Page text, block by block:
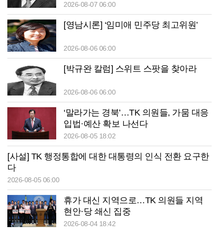
2026-08-07 06:00
[영남시론] ‘임미애 민주당 최고위원’
2026-08-06 06:00
[박규완 칼럼] 스위트 스팟을 찾아라
2026-08-06 06:00
‘말라가는 경북’…TK 의원들, 가뭄 대응
입법·예산 확보 나선다
2026-08-05 18:02
[사설] TK 행정통합에 대한 대통령의 인식 전환 요구한
다
2026-08-05 06:00
휴가 대신 지역으로…TK 의원들 지역
현안·당 쇄신 집중
2026-08-04 18:42